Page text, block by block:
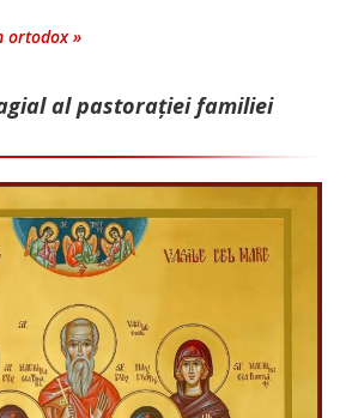
ortodox »
al pastorației familiei